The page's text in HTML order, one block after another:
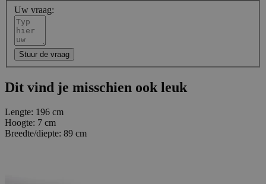
Uw vraag:
Stuur de vraag
Dit vind je misschien ook leuk
Lengte: 196 cm
Hoogte: 7 cm
Breedte/diepte: 89 cm